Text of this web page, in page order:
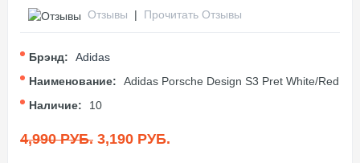
Отзывы | Прочитать Отзывы
Брэнд:
Adidas
Наименование:
Adidas Porsche Design S3 Pret White/Red
Наличие:
10
4,990 РУБ. 3,190 РУБ.